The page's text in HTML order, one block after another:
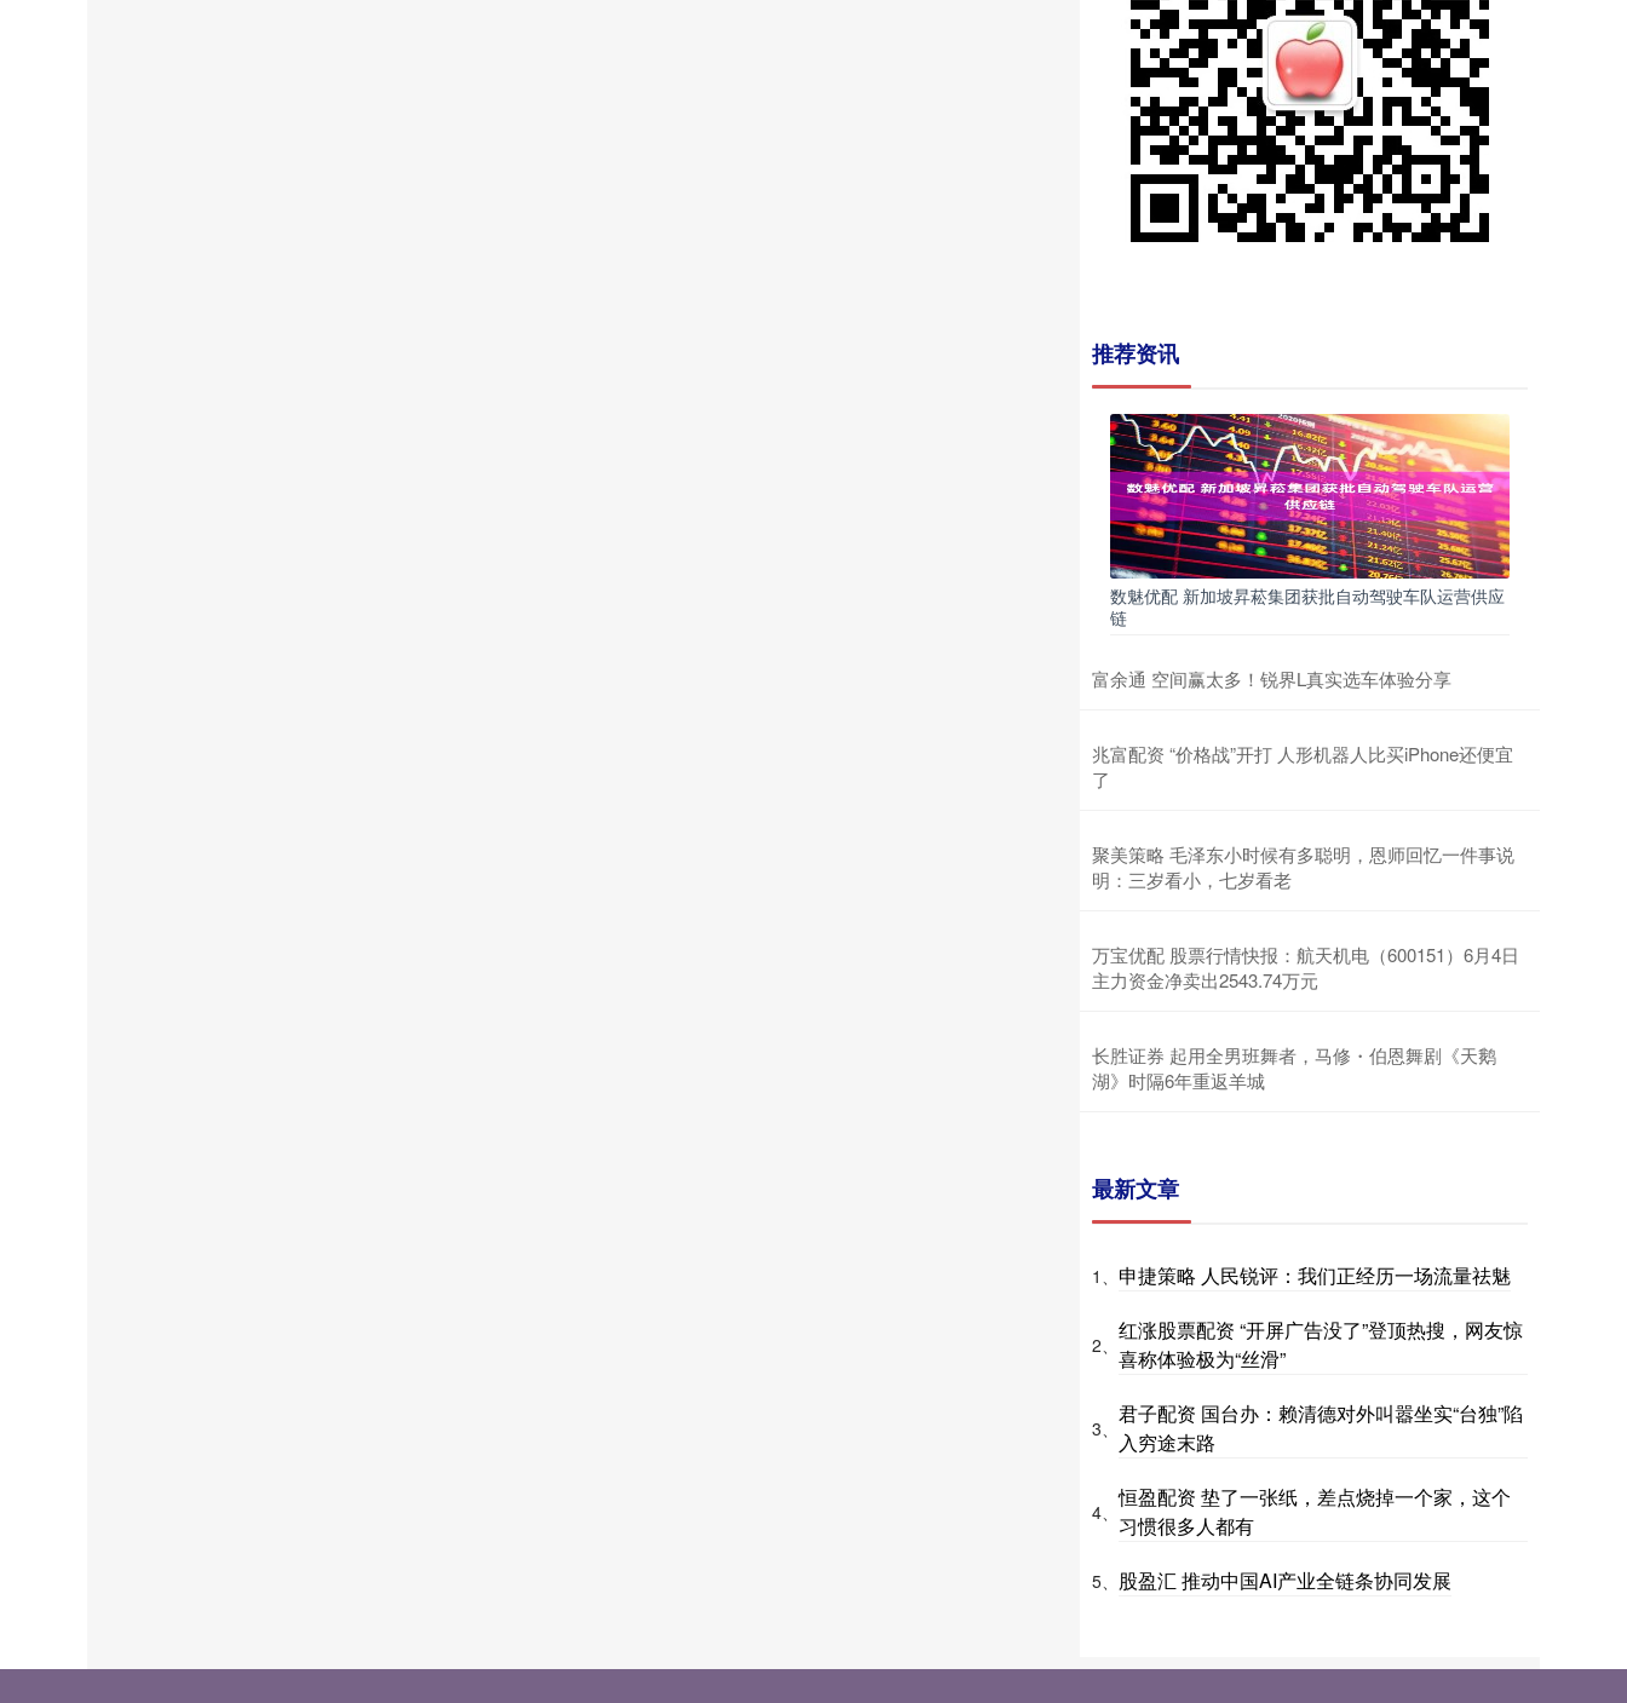
推荐资讯
数魅优配 新加坡昇菘集团获批自动驾驶车队运营供应
链
富余通 空间赢太多！锐界L真实选车体验分享
兆富配资 “价格战”开打 人形机器人比买iPhone还便宜
了
聚美策略 毛泽东小时候有多聪明，恩师回忆一件事说
明：三岁看小，七岁看老
万宝优配 股票行情快报：航天机电（600151）6月4日
主力资金净卖出2543.74万元
长胜证券 起用全男班舞者，马修・伯恩舞剧《天鹅
湖》时隔6年重返羊城
最新文章
1、 申捷策略 人民锐评：我们正经历一场流量祛魅
2、
红涨股票配资 “开屏广告没了”登顶热搜，网友惊
喜称体验极为“丝滑”
3、
君子配资 国台办：赖清德对外叫嚣坐实“台独”陷
入穷途末路
4、
恒盈配资 垫了一张纸，差点烧掉一个家，这个
习惯很多人都有
5、 股盈汇 推动中国AI产业全链条协同发展